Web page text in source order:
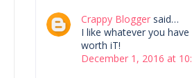
Crappy Blogger said…
I like whatever you
worth iT!
December 1, 2016 at